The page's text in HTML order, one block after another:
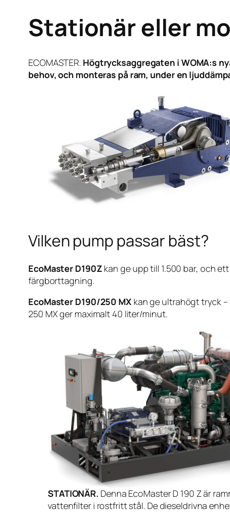
Stationär eller
ECOMASTER. Högtrycksaggregaten i WOMA:s
behov, och monteras på ram, under en
Vilken pump passar bäst?
EcoMaster D190Z kan ge upp till 1.500 bar, och
färgborttagning.
EcoMaster D190/250 MXkan ge ultrahögt tryck –
250 MX ger maximalt 40 liter/minut.
STATIONÄR. Denna EcoMaster D 190 Z är
vattenfilter i rostfritt stål. De dieseldrivna